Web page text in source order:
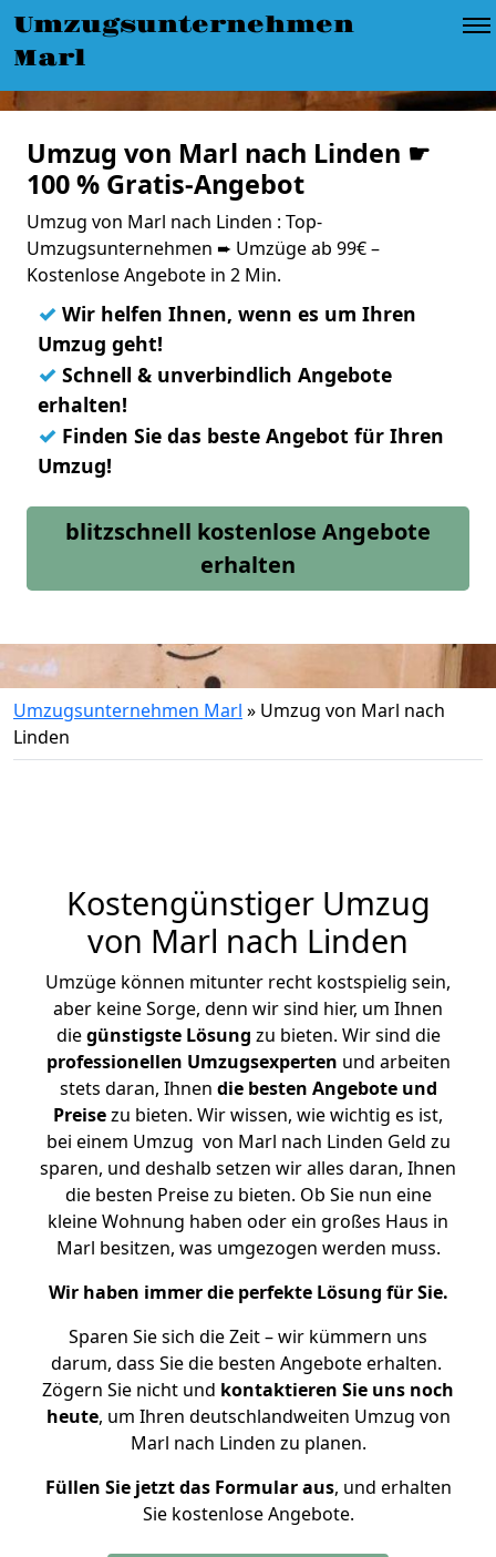
Umzugsunternehmen
Marl
Umzug von Marl nach Linden ☛
100 % Gratis-Angebot
Umzug von Marl nach Linden : Top-
Umzugsunternehmen ➨ Umzüge ab 99€ –
Kostenlose Angebote in 2 Min.
✓ Wir helfen Ihnen, wenn es um Ihren
Umzug geht!
✓ Schnell & unverbindlich Angebote
erhalten!
✓ Finden Sie das beste Angebot für Ihren
Umzug!
blitzschnell kostenlose Angebote
erhalten
Umzugsunternehmen Marl » Umzug von Marl nach
Linden
Kostengünstiger Umzug
von Marl nach Linden
Umzüge können mitunter recht kostspielig sein,
aber keine Sorge, denn wir sind hier, um Ihnen
diegünstigste Lösung zu bieten. Wir sind die
professionellen Umzugsexperten und arbeiten
stets daran, Ihnen die besten Angebote und
Preisezu bieten. Wir wissen, wie wichtig es ist,
bei einem Umzug von Marl nach Linden Geld zu
sparen, und deshalb setzen wir alles daran, Ihnen
die besten Preise zu bieten. Ob Sie nun eine
kleine Wohnung haben oder ein großes Haus in
Marl besitzen, was umgezogen werden muss.
Wir haben immer die perfekte Lösung für Sie.
Sparen Sie sich die Zeit – wir kümmern uns
darum, dass Sie die besten Angebote erhalten.
Zögern Sie nicht und kontaktieren Sie uns noch
heute, um Ihren deutschlandweiten Umzug von
Marl nach Linden zu planen.
Füllen Sie jetzt das Formular aus, und erhalten
Sie kostenlose Angebote.